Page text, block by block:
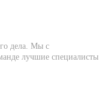
дела. Мы с
лучшие специалисты